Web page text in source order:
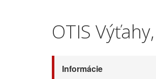
OTIS
Informácie